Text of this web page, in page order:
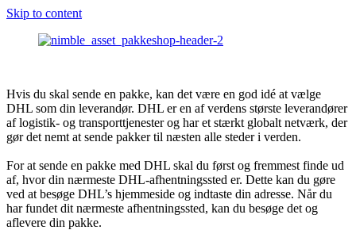
Skip to content
Hvis du skal sende en pakke, kan det være en god idé at vælge
DHL som din leverandør. DHL er en af verdens største leverandører
af logistik- og transporttjenester og har et stærkt globalt netværk, der
gør det nemt at sende pakker til næsten alle steder i verden.
For at sende en pakke med DHL skal du først og fremmest finde ud
af, hvor din nærmeste DHL-afhentningssted er. Dette kan du gøre
ved at besøge DHL’s hjemmeside og indtaste din adresse. Når du
har fundet dit nærmeste afhentningssted, kan du besøge det og
aflevere din pakke.